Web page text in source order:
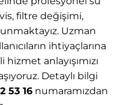
filtre değişimi,
Uzman
ihtiyaçlarına
anlayışımızı
Detaylı bilgi
53 16 numaramızdan